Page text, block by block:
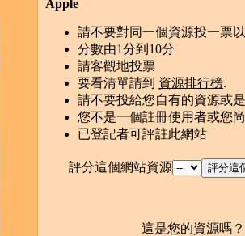
Apple
請不要對同一個資源投一票
分數由1分到10分
請客觀地投票
要看清單請到 資源排行榜.
請不要投給您自有的資源或
您不是一個註冊使用者或您
已登記者可評註此網站
評分這個網站資源
這是您的資源嗎